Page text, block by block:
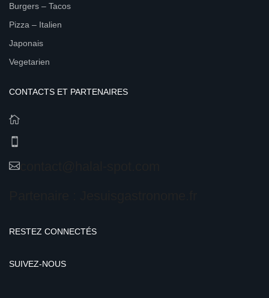
Burgers – Tacos
Pizza – Italien
Japonais
Vegetarien
CONTACTS ET PARTENAIRES
RESTEZ CONNECTÉS
SUIVEZ-NOUS